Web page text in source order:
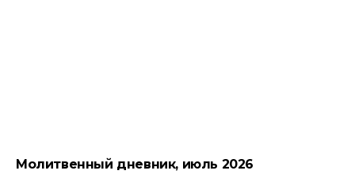
Молитвенный дневник, июль 2026